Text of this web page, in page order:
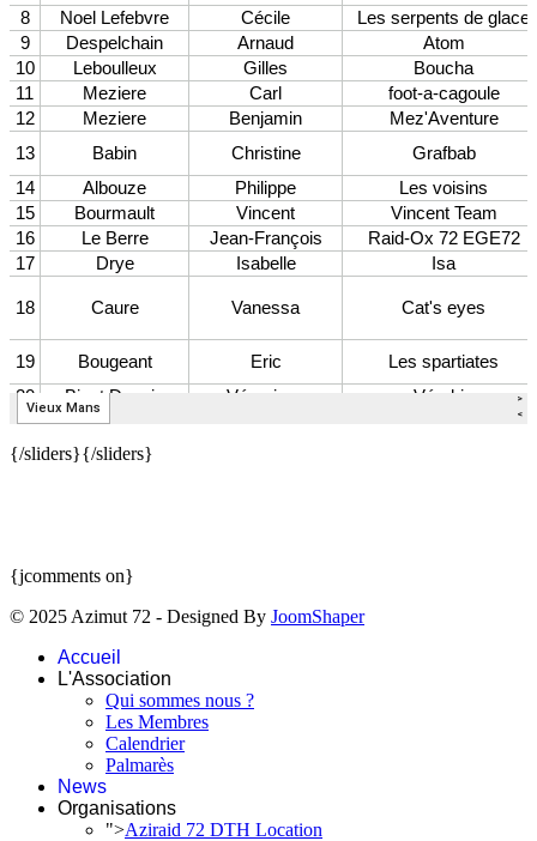
{/sliders}{/sliders}
{jcomments on}
© 2025 Azimut 72 - Designed By JoomShaper
Accueil
L'Association
Qui sommes nous ?
Les Membres
Calendrier
Palmarès
News
Organisations
">Aziraid 72 DTH Location